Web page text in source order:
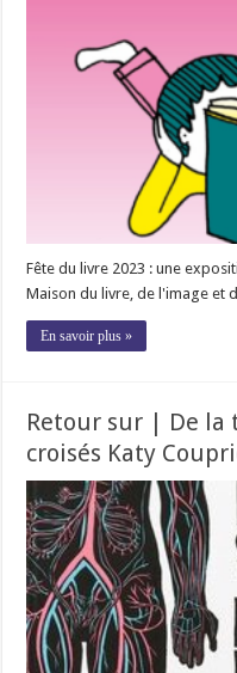
Fête du livre 2023 : une
Maison du livre, de l'image et
En savoir plus »
Retour sur | De la
croisés Katy